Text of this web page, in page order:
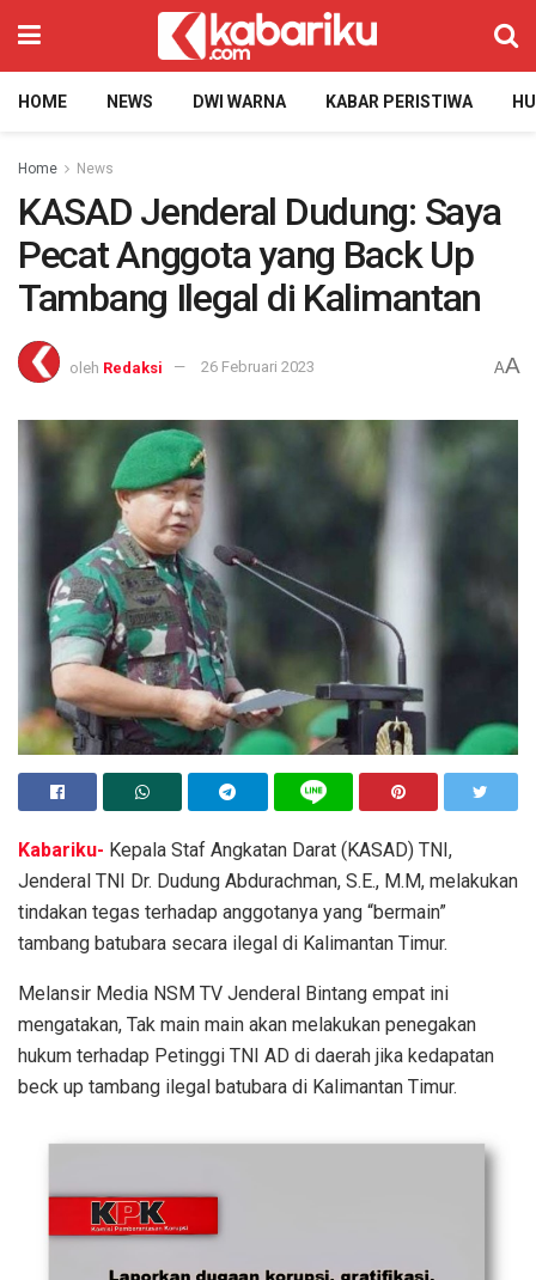
HOME NEWS DWI WARNA KABAR PERISTIWA
Home News
KASAD Jenderal Dudung: Saya
Pecat Anggota yang Back Up
Tambang Ilegal di Kalimantan
oleh Redaksi 26 Februari 2023 AA
Kabariku- Kepala Staf Angkatan Darat (KASAD) TNI,
Jenderal TNI Dr. Dudung Abdurachman, S.E., M.M, melakukan
tindakan tegas terhadap anggotanya yang “bermain”
tambang batubara secara ilegal di Kalimantan Timur.
Melansir Media NSM TV Jenderal Bintang empat ini
mengatakan, Tak main main akan melakukan penegakan
hukum terhadap Petinggi TNI AD di daerah jika kedapatan
beck up tambang ilegal batubara di Kalimantan Timur.